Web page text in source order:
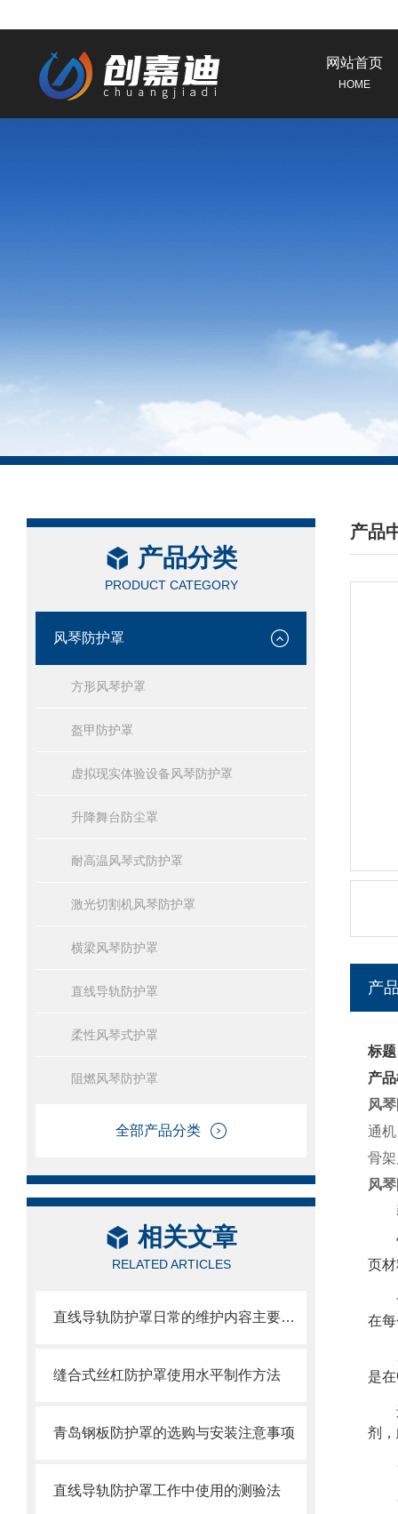
网站首页
HOME
产品分类
PRODUCT CATEGORY
风琴防护罩
方形风琴护罩
盔甲防护罩
虚拟现实体验设备风琴防护罩
升降舞台防尘罩
耐高温风琴式防护罩
激光切割机风琴防护罩
横梁风琴防护罩
直线导轨防护罩
柔性风琴式护罩
阻燃风琴防护罩
全部产品分类
相关文章
RELATED ARTICLES
直线导轨防护罩日常的维护内容主要包括哪些方面
缝合式丝杠防护罩使用水平制作方法
青岛钢板防护罩的选购与安装注意事项
直线导轨防护罩工作中使用的测验法
产品
/
产
标
产
风
通
骨
风
页
在
是
剂